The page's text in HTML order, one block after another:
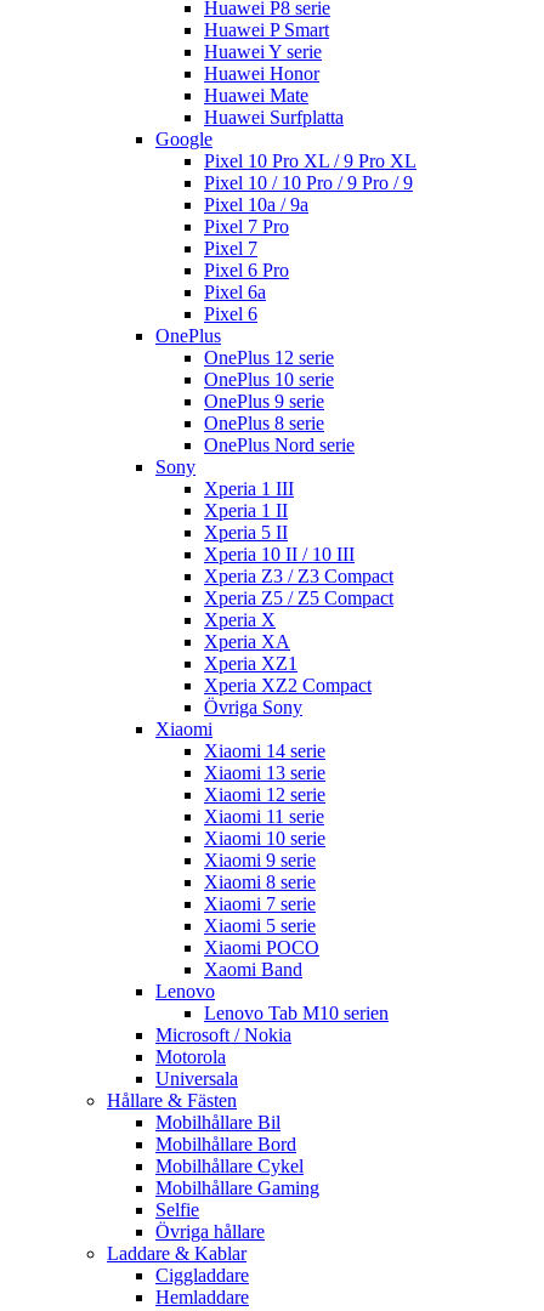
Huawei P8 serie
Huawei P Smart
Huawei Y serie
Huawei Honor
Huawei Mate
Huawei Surfplatta
Google
Pixel 10 Pro XL / 9 Pro XL
Pixel 10 / 10 Pro / 9 Pro / 9
Pixel 10a / 9a
Pixel 7 Pro
Pixel 7
Pixel 6 Pro
Pixel 6a
Pixel 6
OnePlus
OnePlus 12 serie
OnePlus 10 serie
OnePlus 9 serie
OnePlus 8 serie
OnePlus Nord serie
Sony
Xperia 1 III
Xperia 1 II
Xperia 5 II
Xperia 10 II / 10 III
Xperia Z3 / Z3 Compact
Xperia Z5 / Z5 Compact
Xperia X
Xperia XA
Xperia XZ1
Xperia XZ2 Compact
Övriga Sony
Xiaomi
Xiaomi 14 serie
Xiaomi 13 serie
Xiaomi 12 serie
Xiaomi 11 serie
Xiaomi 10 serie
Xiaomi 9 serie
Xiaomi 8 serie
Xiaomi 7 serie
Xiaomi 5 serie
Xiaomi POCO
Xaomi Band
Lenovo
Lenovo Tab M10 serien
Microsoft / Nokia
Motorola
Universala
Hållare & Fästen
Mobilhållare Bil
Mobilhållare Bord
Mobilhållare Cykel
Mobilhållare Gaming
Selfie
Övriga hållare
Laddare & Kablar
Ciggladdare
Hemladdare